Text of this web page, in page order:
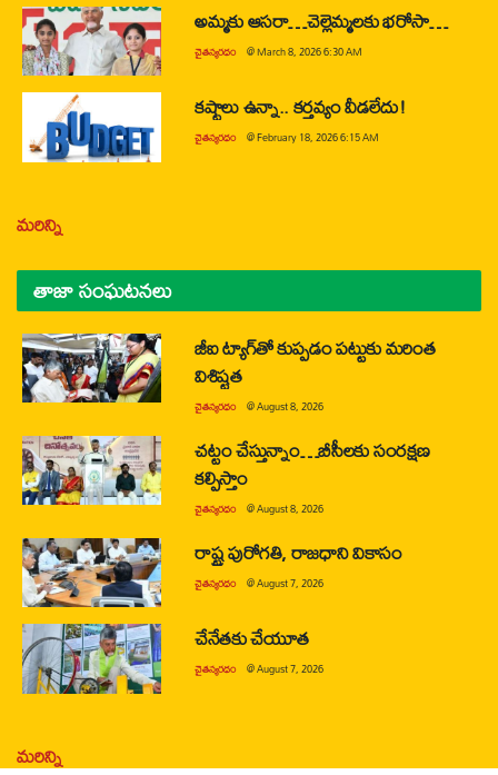
అమ్మకు ఆసరా…చెల్లెమ్మలకు భరోసా…
చైతన్యరధం @March 8, 2026 6:30 AM
కష్టాలు ఉన్నా.. కర్తవ్యం వీడలేదు!
చైతన్యరధం @February 18, 2026 6:15 AM
మరిన్ని
తాజా సంఘటనలు
జీఐ ట్యాగ్‌తో కుప్పడం పట్టుకు మరింత
విశిష్టత
చైతన్యరధం @August 8, 2026
చట్టం చేస్తున్నాం…బీసీలకు సంరక్షణ
కల్పిస్తాం
చైతన్యరధం @August 8, 2026
రాష్ట్ర పురోగతి, రాజధాని వికాసం
చైతన్యరధం @August 7, 2026
చేనేతకు చేయూత
చైతన్యరధం @August 7, 2026
మరిన్ని